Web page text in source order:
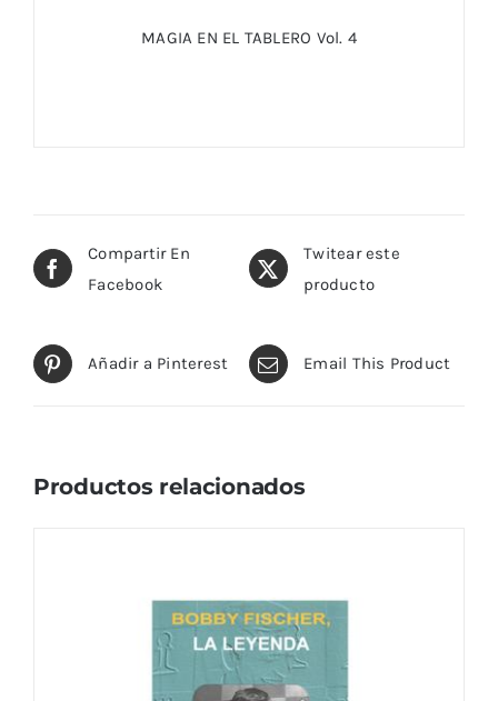
MAGIA EN EL TABLERO Vol. 4
Compartir En
Facebook
Twitear este
producto
Añadir a Pinterest Email This Product
Productos relacionados